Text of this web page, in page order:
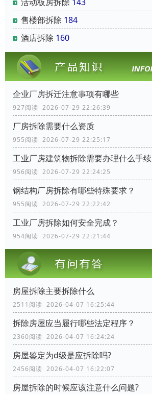
售楼部拆除 184
酒店拆除 160
企业厂房拆迁注意事项有哪些
927阅读 2026-07-29 22:26:39
厂房拆除需要什么资质
955阅读 2026-07-29 22:25:17
工业厂房建筑物拆除需要办理什么手续
956阅读 2026-07-29 22:24:25
钢结构厂房拆除有哪些特殊要求？
955阅读 2026-07-29 22:22:42
工业厂房拆除如何安全完成？
954阅读 2026-07-29 22:21:44
房屋拆除主要拆除什么
2511阅读 2026-04-07 16:25:44
拆除房屋应当履行哪些法定程序？
2360阅读 2026-04-07 16:24:24
房屋鉴定为d级是应拆除吗?
2456阅读 2026-04-07 16:22:07
房屋拆除的时候应该注意什么问题?